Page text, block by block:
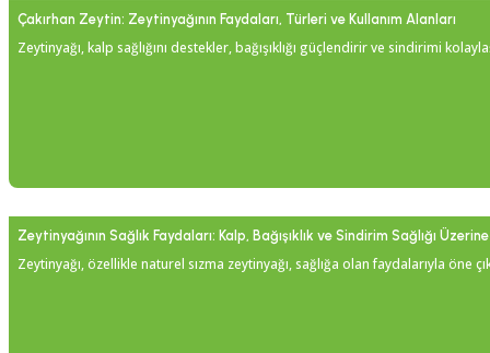
Çakırhan Zeytin: Zeytinyağının Faydaları, Türleri ve Kullanım Alanları
Zeytinyağı, kalp sağlığını destekler, bağışıklığı güçlendirir ve sindirimi
Zeytinyağının Sağlık Faydaları: Kalp, Bağışıklık ve Sindirim Sağlığı
Zeytinyağı, özellikle naturel sızma zeytinyağı, sağlığa olan faydalarıyla öne